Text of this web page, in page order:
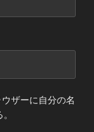
ザーに自分の名